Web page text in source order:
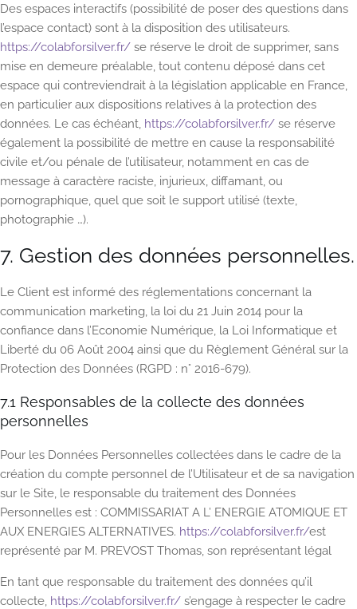
Des espaces interactifs (possibilité de poser des questions dans
l’espace contact) sont à la disposition des utilisateurs.
https://colabforsilver.fr/ se réserve le droit de supprimer, sans
mise en demeure préalable, tout contenu déposé dans cet
espace qui contreviendrait à la législation applicable en France,
en particulier aux dispositions relatives à la protection des
données. Le cas échéant, https://colabforsilver.fr/ se réserve
également la possibilité de mettre en cause la responsabilité
civile et/ou pénale de l’utilisateur, notamment en cas de
message à caractère raciste, injurieux, diffamant, ou
pornographique, quel que soit le support utilisé (texte,
photographie …).
7. Gestion des données personnelles.
Le Client est informé des réglementations concernant la
communication marketing, la loi du 21 Juin 2014 pour la
confiance dans l’Economie Numérique, la Loi Informatique et
Liberté du 06 Août 2004 ainsi que du Règlement Général sur la
Protection des Données (RGPD : n° 2016-679).
7.1 Responsables de la collecte des données
personnelles
Pour les Données Personnelles collectées dans le cadre de la
création du compte personnel de l’Utilisateur et de sa navigation
sur le Site, le responsable du traitement des Données
Personnelles est : COMMISSARIAT A L’ ENERGIE ATOMIQUE ET
AUX ENERGIES ALTERNATIVES. https://colabforsilver.fr/est
représenté par M. PREVOST Thomas, son représentant légal
En tant que responsable du traitement des données qu’il
collecte, https://colabforsilver.fr/ s’engage à respecter le cadre